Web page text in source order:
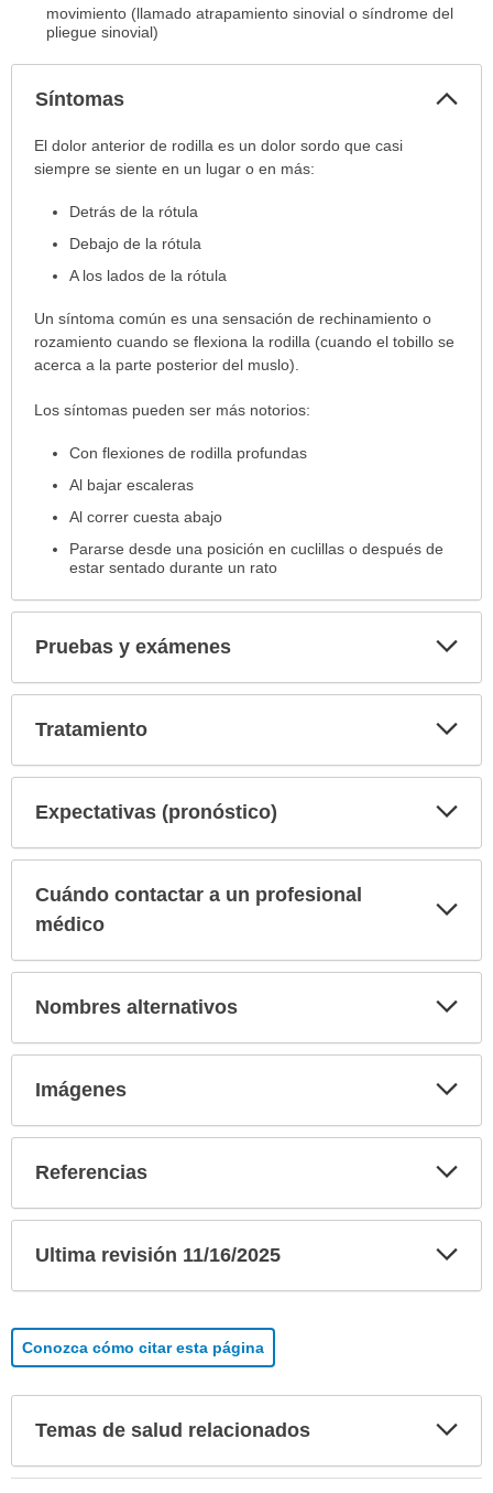
movimiento (llamado atrapamiento sinovial o síndrome del
pliegue sinovial)
Síntomas
Síntomas
extendido.
El dolor anterior de rodilla es un dolor sordo que casi
siempre se siente en un lugar o en más:
Detrás de la rótula
Debajo de la rótula
A los lados de la rótula
Un síntoma común es una sensación de rechinamiento o
rozamiento cuando se flexiona la rodilla (cuando el tobillo se
acerca a la parte posterior del muslo).
Los síntomas pueden ser más notorios:
Con flexiones de rodilla profundas
Al bajar escaleras
Al correr cuesta abajo
Pararse desde una posición en cuclillas o después de
estar sentado durante un rato
Pruebas y exámenes
Tratamiento
Expectativas (pronóstico)
Cuándo contactar a un profesional
médico
Nombres alternativos
Imágenes
Referencias
Ultima revisión 11/16/2025
Conozca cómo citar esta página
Temas de salud relacionados